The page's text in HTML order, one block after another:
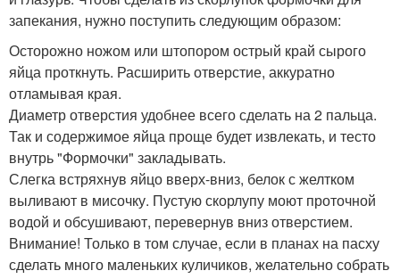
запекания, нужно поступить следующим образом:
Осторожно ножом или штопором острый край сырого
яйца проткнуть. Расширить отверстие, аккуратно
отламывая края.
Диаметр отверстия удобнее всего сделать на 2 пальца.
Так и содержимое яйца проще будет извлекать, и тесто
внутрь "Формочки" закладывать.
Слегка встряхнув яйцо вверх-вниз, белок с желтком
выливают в мисочку. Пустую скорлупу моют проточной
водой и обсушивают, перевернув вниз отверстием.
Внимание! Только в том случае, если в планах на пасху
сделать много маленьких куличиков, желательно собрать